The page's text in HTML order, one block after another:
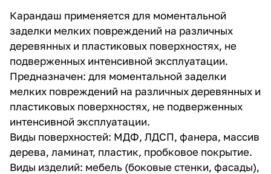
Карандаш применяется для моментальной
заделки мелких повреждений на различных
деревянных и пластиковых поверхностях, не
подверженных интенсивной эксплуатации.
Предназначен: для моментальной заделки
мелких повреждений на различных деревянных и
пластиковых поверхностях, не подверженных
интенсивной эксплуатации.
Виды поверхностей: МДФ, ЛДСП, фанера, массив
дерева, ламинат, пластик, пробковое покрытие.
Виды изделий: мебель (боковые стенки, фасады),